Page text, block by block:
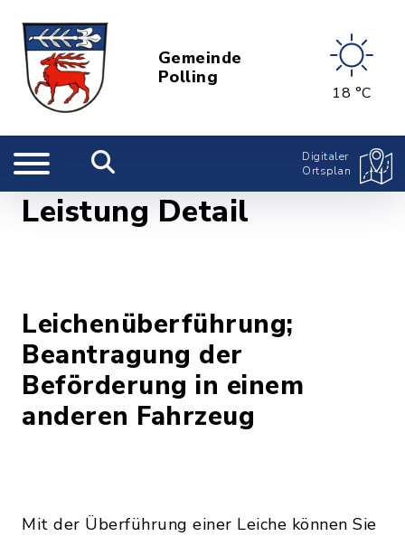
Gemeinde
Polling
18 °C
Digitaler
Ortsplan
Leistung Detail
Leichenüberführung;
Beantragung der
Beförderung in einem
anderen Fahrzeug
Mit der Überführung einer Leiche können Sie